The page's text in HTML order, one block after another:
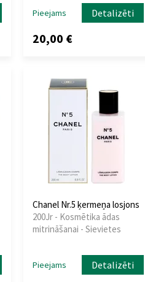
Pieejams Detalizēti
20,00 €
Chanel Nr.5 ķermeņa losjons
200Jr - Kosmētika ādas
mitrināšanai - Sievietes
Pieejams Detalizēti